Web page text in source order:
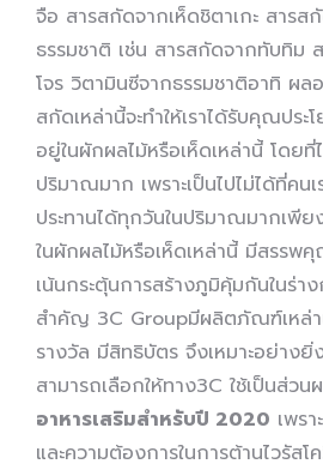
จือ สารสกัดจากเห็ดชิตาเกะ สารส
ธรรมชาติ เช่น สารสกัดจากทับทิม
โจร วิตามินซีจากธรรมชาติอาทิ ผลอ
สกัดเหล่านี้จะทำให้เราได้รับคุณปร
อยู่ในผักผลไม้หรือเห็ดเหล่านี้ โดย
ปริมาณมาก เพราะเป็นไปไม่ได้ที่คนเ
ประทานได้ทุกวันในปริมาณมากเ
ในผักผลไม้หรือเห็ดเหล่านี้ มีสรรพ
เน้นกระตุ้นการสร้างภูมิคุ้มกันในร่า
สำคัญ 3C Groupมีผลิตภัณฑ์เหล่
รางวัล มีสิทธิบัตร จึงเหมาะอย่างยิ่
สามารถเลือกให้ทาง3C ใช้เป็นส่วน
อาหารเสริมสำหรับปี 2020 เพร
และความต้องการในการต้านไวรัส